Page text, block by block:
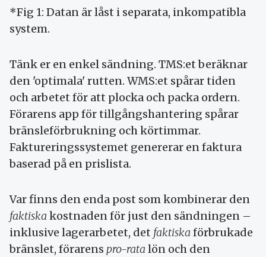
*Fig 1: Datan är låst i separata, inkompatibla
system.
Tänk er en enkel sändning. TMS:et beräknar
den 'optimala' rutten. WMS:et spårar tiden
och arbetet för att plocka och packa ordern.
Förarens app för tillgångshantering spårar
bränsleförbrukning och körtimmar.
Faktureringssystemet genererar en faktura
baserad på en prislista.
Var finns den enda post som kombinerar den
faktiska kostnaden för just den sändningen –
inklusive lagerarbetet, det faktiska förbrukade
bränslet, förarens pro-rata lön och den